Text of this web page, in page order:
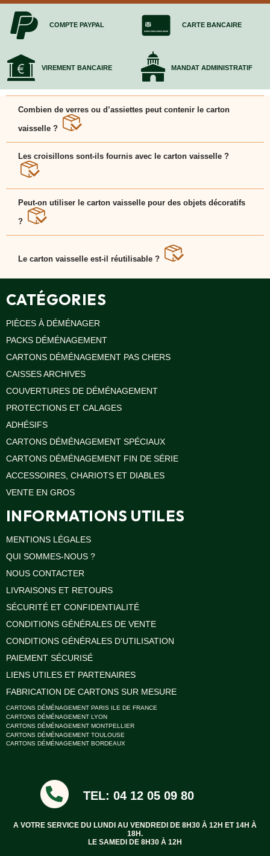
COMPTE PAYPAL CARTE BANCAIRE
VIREMENT BANCAIRE MANDAT ADMINISTRATIF
Combien de verres ou d’assiettes peut contenir le carton
vaisselle ?
jusqu’à 48 verres ou 12 à 24 assiettes selon leur taille.
Les croisillons sont-ils fournis avec le carton vaisselle ?
maintenir chaque pièce séparée dans le carton
vaisselle.
Peut-on utiliser le carton vaisselle pour des objets décoratifs
?
bols ou objets fragiles de petite taille.
Le carton vaisselle est-il réutilisable ?
Oui, tant que les croisillons restent intacts, le carton
nous proposons des modèles robustes.
CATÉGORIES
PIÈCES À DÉMÉNAGER
PACKS DÉMÉNAGEMENT
CARTONS DÉMÉNAGEMENT PAS CHERS
CAISSES ARCHIVES
COUVERTURES DE DÉMÉNAGEMENT
PROTECTIONS ET CALAGES
ADHÉSIFS
CARTONS DÉMÉNAGEMENT SPÉCIAUX
CARTONS DÉMÉNAGEMENT FIN DE SÉRIE
ACCESSOIRES, CHARIOTS ET DIABLES
VENTE EN GROS
INFORMATIONS UTILES
MENTIONS LÉGALES
QUI SOMMES-NOUS ?
NOUS CONTACTER
LIVRAISONS ET RETOURS
SÉCURITÉ ET CONFIDENTIALITÉ
CONDITIONS GÉNÉRALES DE VENTE
CONDITIONS GÉNÉRALES D'UTILISATION
PAIEMENT SÉCURISÉ
LIENS UTILES ET PARTENAIRES
FABRICATION DE CARTONS SUR MESURE
CARTONS DÉMÉNAGEMENT PARIS ILE DE FRANCE
CARTONS DÉMÉNAGEMENT LYON
CARTONS DÉMÉNAGEMENT MONTPELLIER
CARTONS DÉMÉNAGEMENT TOULOUSE
CARTONS DÉMÉNAGEMENT BORDEAUX
TEL: 04 12 05 09 80
A VOTRE SERVICE DU LUNDI AU VENDREDI DE 8H30 À 12H ET 14H À
18H.
LE SAMEDI DE 8H30 À 12H